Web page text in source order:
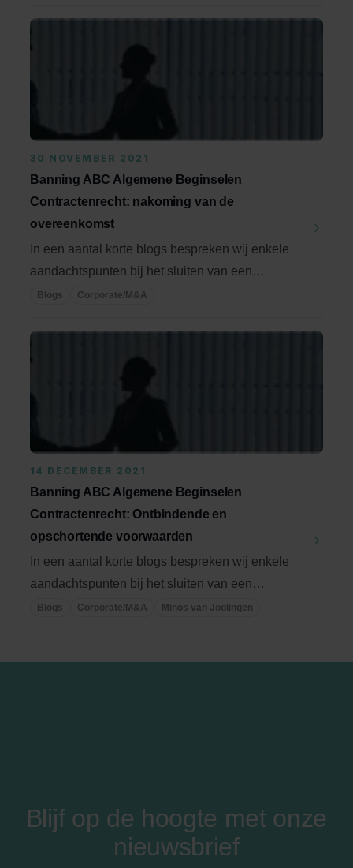
30 NOVEMBER 2021
Banning ABC Algemene Beginselen
Contractenrecht: nakoming van de
overeenkomst
In een aantal korte blogs bespreken wij enkele
aandachtspunten bij het sluiten van een
overeenkomst ...
Blogs Corporate/M&A
14 DECEMBER 2021
Banning ABC Algemene Beginselen
Contractenrecht: Ontbindende en
opschortende voorwaarden
In een aantal korte blogs bespreken wij enkele
aandachtspunten bij het sluiten van een
overeenkomst ...
Blogs Corporate/M&A Minos van Joolingen
Blijf op de hoogte met onze
nieuwsbrief